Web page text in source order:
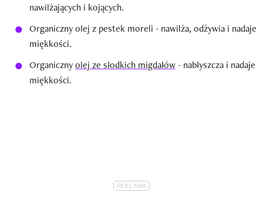
nawilżających i kojących.
Organiczny olej z pestek moreli - nawilża, odżywia i nadaje
miękkości.
Organicznyolej ze słodkich migdałów - nabłyszcza i nadaje
miękkości.